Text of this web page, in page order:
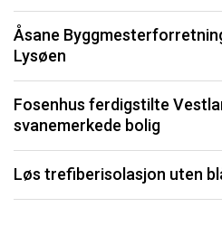
Åsane
Lysøen
Fosenhus ferdigstilte
svanemerkede bolig
Løs trefiberisolasjon uten